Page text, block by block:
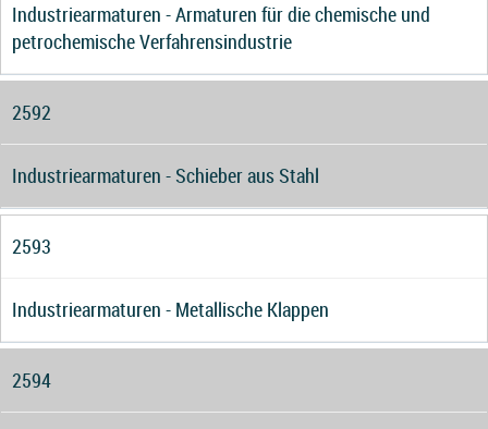
Industriearmaturen - Armaturen für die chemische und
petrochemische Verfahrensindustrie
2592
Industriearmaturen - Schieber aus Stahl
2593
Industriearmaturen - Metallische Klappen
2594